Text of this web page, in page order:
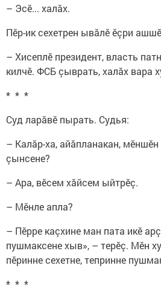
– Эсӗ... халăх.
Пӗр-ик сехетрен ывăлӗ ӗçри
– Хисеплӗ президент, власть
килчӗ. ФСБ çыврать, халăх вара
* * *
Суд ларăвӗ пырать. Судья:
– Калăр-ха, айăпланакан,
çынсене?
– Ара, вӗсем хăйсем ыйтрӗç.
– Мӗнле апла?
– Пӗрре каçхине ман пата икӗ
пушмаксене хыв», – терӗç. Мӗн
пӗринне сехетне, тепринне
* * *